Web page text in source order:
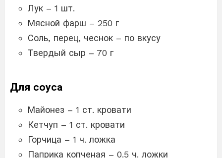
Лук – 1 шт.
Мясной фарш – 250 г
Соль, перец, чеснок – по вкусу
Твердый сыр – 70 г
Для соуса
Майонез – 1 ст. кровати
Кетчуп – 1 ст. кровати
Горчица – 1 ч. ложка
Паприка копченая – 0.5 ч. ложки